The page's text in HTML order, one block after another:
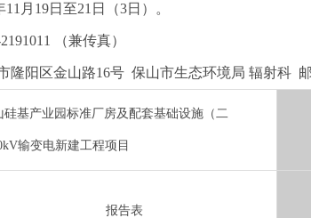
月19日至21日（3日）。
（兼传真）
隆阳区金山路16号 保山市生态环境局 辐射科
硅基产业园标准厂房及配套基础设施（二
输变电新建工程项目
报告表